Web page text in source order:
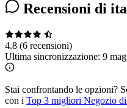
Recensioni di
4.8 (6 recensioni)
Ultima sincronizzazione: 9
Stai confrontando le opzioni?
con i Top 3 migliori Negozio